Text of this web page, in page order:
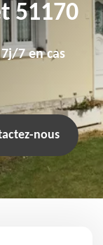
51170
7 en cas
nous